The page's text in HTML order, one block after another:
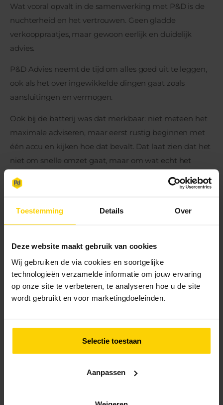
Toestemming Details Over
Deze website maakt gebruik van cookies
Wij gebruiken de via cookies en soortgelijke
technologieën verzamelde informatie om jouw ervaring
op onze site te verbeteren, te analyseren hoe u de site
wordt gebruikt en voor marketingdoeleinden.
Selectie toestaan
Aanpassen
Wat vooral opvalt in de samenwerking met P&D is de
nuchterheid en het vertrouwen. Geen gladde
verkooppraatjes, maar gewoon eerlijk en duidelijk
advies.
P&D Advies neemt de tijd om alles goed uit te leggen,
ook als het over ingewikkelde dingen gaat zoals
aansluitingen en vermogen.
Ook bij de batterij was dat merkbaar: niet meteen het
maximale adviseren, maar eerst rustig beginnen met
één accu en kijken hoe dat bevalt. Dat laat zien dat het
niet om snelle omzet gaat, maar om wat echt het
AANBEVELING
Melkveehouderij Swaag zou P&D Advies zeker
aanraden aan anderen. Dat doen ze ook al
regelmatig.